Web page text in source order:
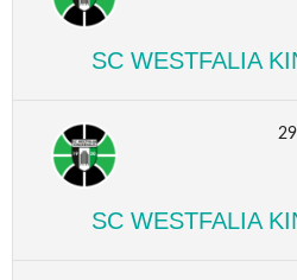
SC WESTFALIA
SC WESTFALIA